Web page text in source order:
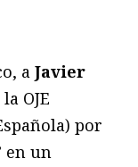
a Javier
OJE
por
en un